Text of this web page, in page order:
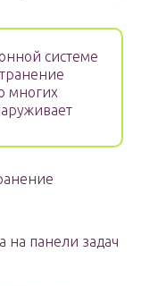
системе
многих
на панели задач